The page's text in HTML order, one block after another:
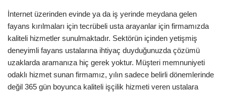
İnternet üzerinden evinde ya da iş yerinde meydana gelen
fayans kırılmaları için tecrübeli usta arayanlar için firmamızda
kaliteli hizmetler sunulmaktadır. Sektörün içinden yetişmiş
deneyimli fayans ustalarına ihtiyaç duyduğunuzda çözümü
uzaklarda aramanıza hiç gerek yoktur. Müşteri memnuniyeti
odaklı hizmet sunan firmamız, yılın sadece belirli dönemlerinde
değil 365 gün boyunca kaliteli işçilik hizmeti veren ustalara